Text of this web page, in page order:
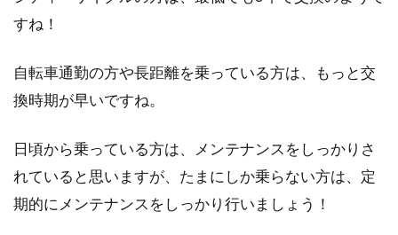
すね！
自転車通勤の方や長距離を乗っている方は、もっと交
換時期が早いですね。
日頃から乗っている方は、メンテナンスをしっかりさ
れていると思いますが、たまにしか乗らない方は、定
期的にメンテナンスをしっかり行いましょう！